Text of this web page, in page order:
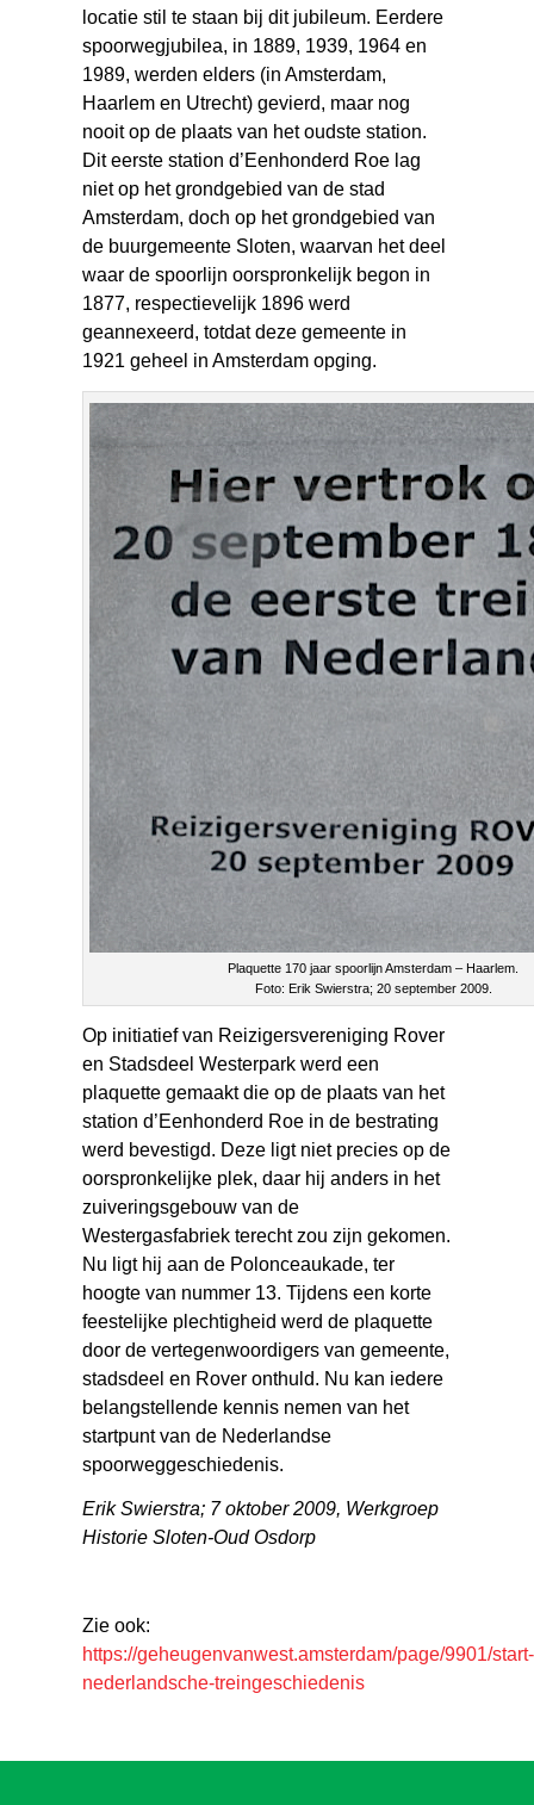
locatie stil te staan bij dit jubileum. Eerdere
spoorwegjubilea, in 1889, 1939, 1964 en
1989, werden elders (in Amsterdam,
Haarlem en Utrecht) gevierd, maar nog
nooit op de plaats van het oudste station.
Dit eerste station d’Eenhonderd Roe lag
niet op het grondgebied van de stad
Amsterdam, doch op het grondgebied van
de buurgemeente Sloten, waarvan het deel
waar de spoorlijn oorspronkelijk begon in
1877, respectievelijk 1896 werd
geannexeerd, totdat deze gemeente in
1921 geheel in Amsterdam opging.
Plaquette 170 jaar spoorlijn Amsterdam – Haarlem.
Foto: Erik Swierstra; 20 september 2009.
Op initiatief van Reizigersvereniging Rover
en Stadsdeel Westerpark werd een
plaquette gemaakt die op de plaats van het
station d’Eenhonderd Roe in de bestrating
werd bevestigd. Deze ligt niet precies op de
oorspronkelijke plek, daar hij anders in het
zuiveringsgebouw van de
Westergasfabriek terecht zou zijn gekomen.
Nu ligt hij aan de Polonceaukade, ter
hoogte van nummer 13. Tijdens een korte
feestelijke plechtigheid werd de plaquette
door de vertegenwoordigers van gemeente,
stadsdeel en Rover onthuld. Nu kan iedere
belangstellende kennis nemen van het
startpunt van de Nederlandse
spoorweggeschiedenis.
Erik Swierstra; 7 oktober 2009, Werkgroep
Historie Sloten-Oud Osdorp
Zie ook:
https://geheugenvanwest.amsterdam/page/9901/start-
nederlandsche-treingeschiedenis